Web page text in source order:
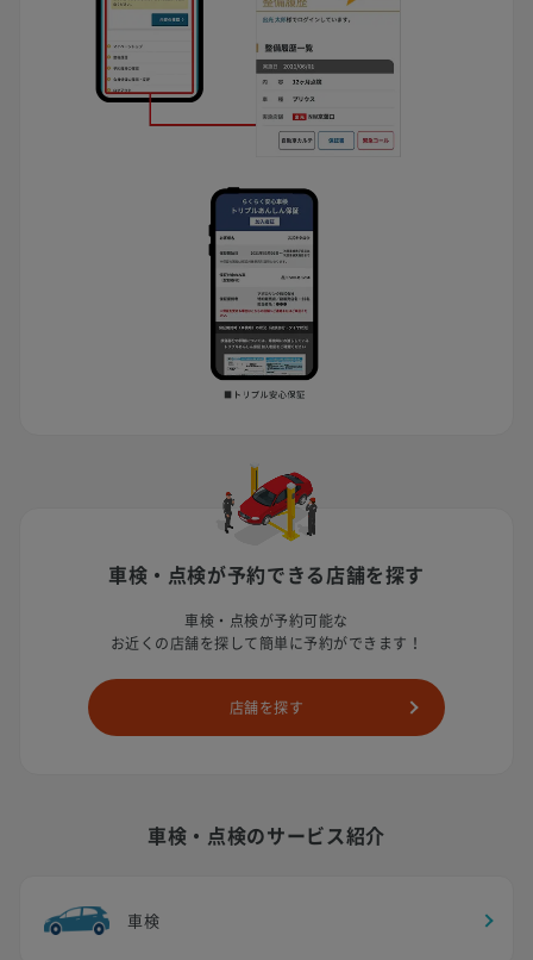
車検・点検が予約できる店舗を探す
車検・点検が予約可能な
お近くの店舗を探して簡単に予約ができます！
店舗を探す
車検・点検のサービス紹介
車検